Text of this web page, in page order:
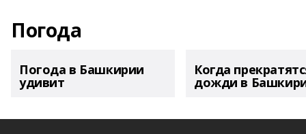
Погода
Погода в Башкирии
удивит
Когда
дожди в